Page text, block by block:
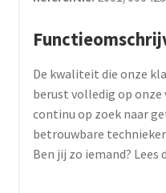
De kwaliteit die onze
berust volledig op onze
continu op zoek naar
betrouwbare
Ben jij zo iemand? Lees